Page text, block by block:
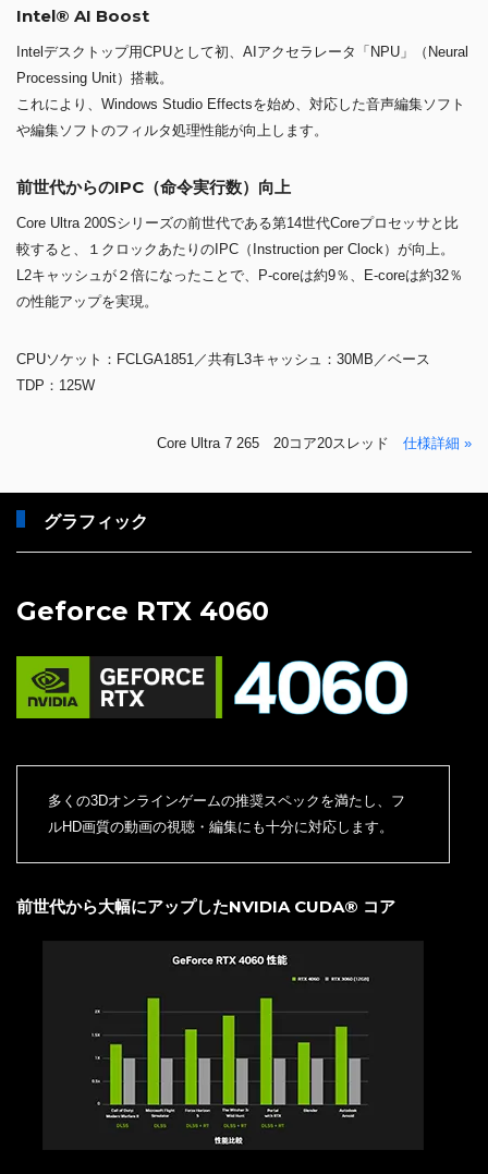
Intel® AI Boost
Intelデスクトップ用CPUとして初、AIアクセラレータ「NPU」（Neural
Processing Unit）搭載。
これにより、Windows Studio Effectsを始め、対応した音声編集ソフト
や編集ソフトのフィルタ処理性能が向上します。
前世代からのIPC（命令実行数）向上
Core Ultra 200Sシリーズの前世代である第14世代Coreプロセッサと比
較すると、１クロックあたりのIPC（Instruction per Clock）が向上。
L2キャッシュが２倍になったことで、P-coreは約9％、E-coreは約32％
の性能アップを実現。
CPUソケット：FCLGA1851／共有L3キャッシュ：30MB／ベース
TDP：125W
Core Ultra 7 265 20コア20スレッド 仕様詳細 »
グラフィック
Geforce RTX 4060
多くの3Dオンラインゲームの推奨スペックを満たし、フ
ルHD画質の動画の視聴・編集にも十分に対応します。
前世代から大幅にアップしたNVIDIA CUDA® コア